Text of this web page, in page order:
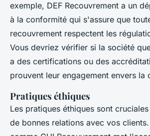
exemple, DEF Recouvrement a un
à la conformité qui s'assure que
recouvrement respectent les
Vous devriez vérifier si la société
a des certifications ou des
prouvent leur engagement envers la
Pratiques éthiques
Les pratiques éthiques sont
de bonnes relations avec vos